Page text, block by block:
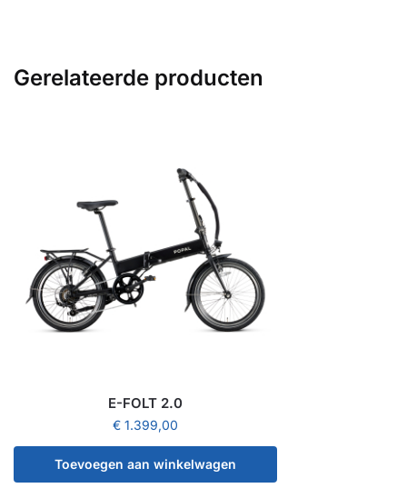
Gerelateerde producten
E-FOLT 2.0
€ 1.399,00
Toevoegen aan winkelwagen